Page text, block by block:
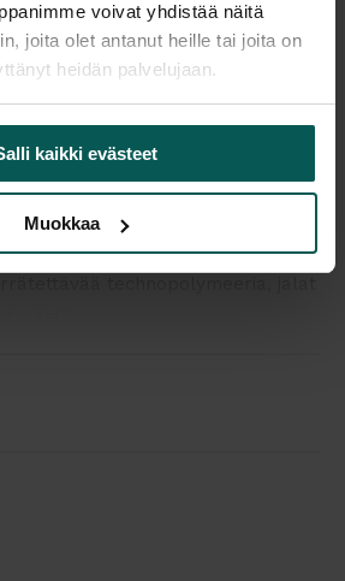
voivat yhdistää näitä
joita olet antanut heille tai joita on
heidän palvelujaan.
kaikki evästeet
Muokkaa
ja kestäväi asiakas- ja
joten soveltuu sekä sisä-